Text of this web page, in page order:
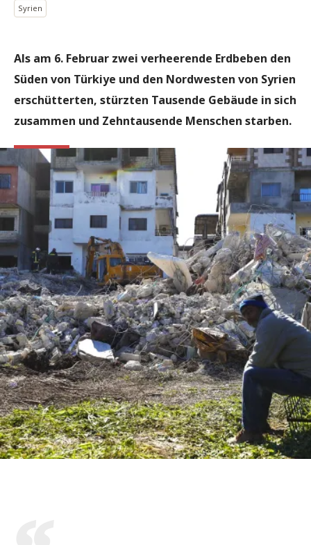
Syrien
Als am 6. Februar zwei verheerende Erdbeben den
Süden von Türkiye und den Nordwesten von Syrien
erschütterten, stürzten Tausende Gebäude in sich
zusammen und Zehntausende Menschen starben.